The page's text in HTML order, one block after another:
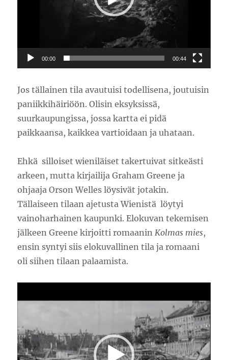
00:00 00:44
Jos tällainen tila avautuisi todellisena, joutuisin
paniikkihäiriöön. Olisin eksyksissä,
suurkaupungissa, jossa kartta ei pidä
paikkaansa, kaikkea vartioidaan ja uhataan.
Ehkä silloiset wieniläiset takertuivat sitkeästi
arkeen, mutta kirjailija Graham Greene ja
ohjaaja Orson Welles löysivät jotakin.
Tällaiseen tilaan ajetusta Wienistä löytyi
vainoharhainen kaupunki. Elokuvan tekemisen
jälkeen Greene kirjoitti romaanin Kolmas mies,
ensin syntyi siis elokuvallinen tila ja romaani
oli siihen tilaan palaamista.